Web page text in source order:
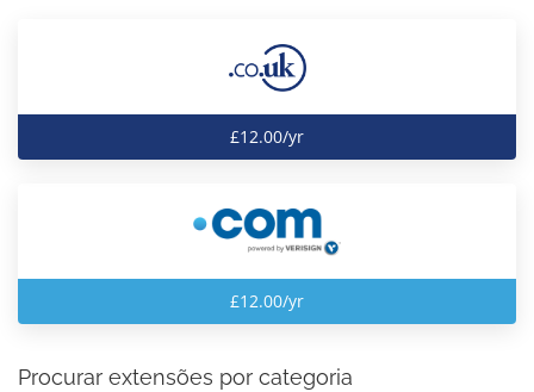
£12.00/yr
£12.00/yr
Procurar extensões por categoria